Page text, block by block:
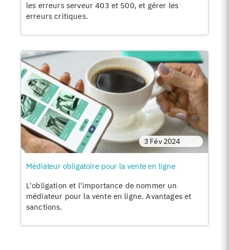
les erreurs serveur 403 et 500, et gérer les
erreurs critiques.
3 Fév 2024
Médiateur obligatoire pour la vente en ligne
L'obligation et l'importance de nommer un
médiateur pour la vente en ligne. Avantages et
sanctions.